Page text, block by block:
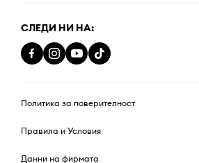
СЛЕДИ НИ НА:
Политика за поверителност
Правила и Условия
Данни на фирмата